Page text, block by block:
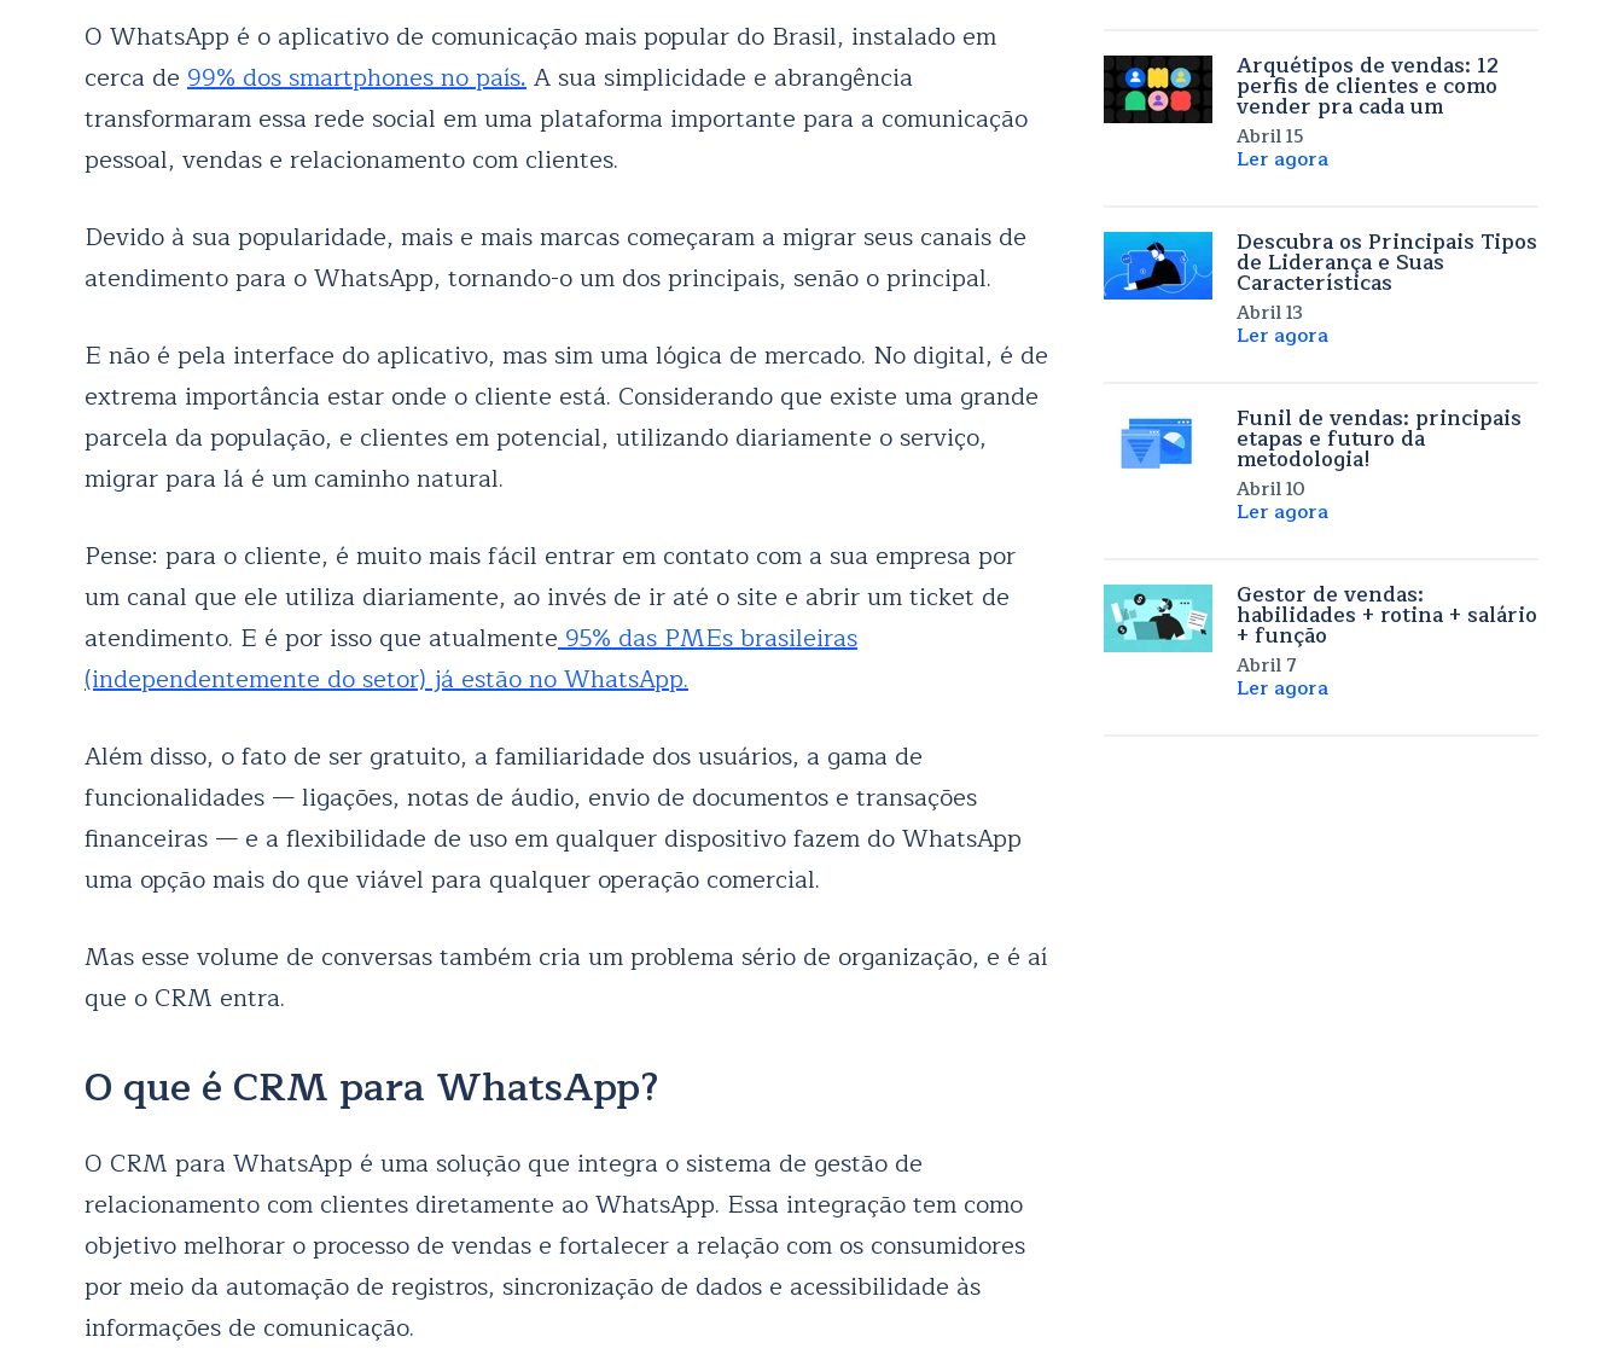
O WhatsApp é o aplicativo de comunicação mais popular do Brasil, instalado em
cerca de 99% dos smartphones no país.A sua simplicidade e abrangência
transformaram essa rede social em uma plataforma importante para a comunicação
pessoal, vendas e relacionamento com clientes.
Devido à sua popularidade, mais e mais marcas começaram a migrar seus canais de
atendimento para o WhatsApp, tornando-o um dos principais, senão o principal.
E não é pela interface do aplicativo, mas sim uma lógica de mercado. No digital, é de
extrema importância estar onde o cliente está. Considerando que existe uma grande
parcela da população, e clientes em potencial, utilizando diariamente o serviço,
migrar para lá é um caminho natural.
Pense: para o cliente, é muito mais fácil entrar em contato com a sua empresa por
um canal que ele utiliza diariamente, ao invés de ir até o site e abrir um ticket de
atendimento. E é por isso que atualmente95% das PMEs brasileiras
(independentemente do setor) já estão no WhatsApp.
Além disso, o fato de ser gratuito, a familiaridade dos usuários, a gama de
funcionalidades — ligações, notas de áudio, envio de documentos e transações
financeiras — e a flexibilidade de uso em qualquer dispositivo fazem do WhatsApp
uma opção mais do que viável para qualquer operação comercial.
Mas esse volume de conversas também cria um problema sério de organização, e é aí
que o CRM entra.
O que é CRM para WhatsApp?
O CRM para WhatsApp é uma solução que integra o sistema de gestão de
relacionamento com clientes diretamente ao WhatsApp. Essa integração tem como
objetivo melhorar o processo de vendas e fortalecer a relação com os consumidores
por meio da automação de registros, sincronização de dados e acessibilidade às
informações de comunicação.
Arquétipos de vendas: 12
perfis de clientes e como
vender pra cada um
Abril 15
Ler agora
Descubra os Principais Tipos
de Liderança e Suas
Características
Abril 13
Ler agora
Funil de vendas: principais
etapas e futuro da
metodologia!
Abril 10
Ler agora
Gestor de vendas:
habilidades + rotina + salário
+ função
Abril 7
Ler agora